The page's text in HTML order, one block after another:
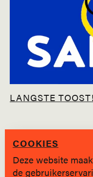
LANGSTE TOOST!
COOKIES
Deze website
de